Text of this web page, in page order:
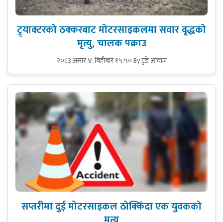
ट्र्याक्टरको ठक्करबाट मोटरसाइकलमा सवार वृद्धको
मृत्यु, चालक पक्राउ
२०८३ असार ४, बिहीबार १५:५०By टुडे आवाज
सप्तरीमा दुई मोटरसाइकल ठोक्किँदा एक युवकको